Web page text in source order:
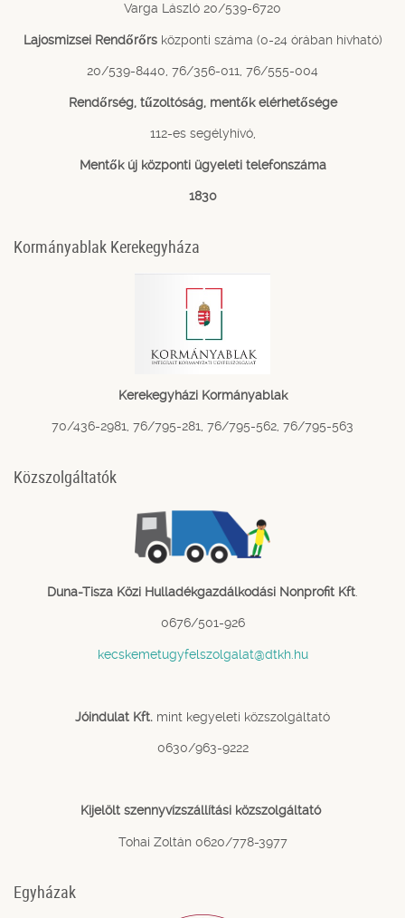
Varga László 20/539-6720
Lajosmizsei Rendőrőrsközponti száma (0-24 órában hívható)
20/539-8440, 76/356-011, 76/555-004
Rendőrség, tűzoltóság, mentők elérhetősége
112-es segélyhívó,
Mentők új központi ügyeleti telefonszáma
1830
Kormányablak Kerekegyháza
Kerekegyházi Kormányablak
70/436-2981, 76/795-281, 76/795-562, 76/795-563
Közszolgáltatók
Duna-Tisza Közi Hulladékgazdálkodási Nonprofit Kft
0676/501-926
kecskemetugyfelszolgalat@dtkh.hu
Jóindulat Kft. mint kegyeleti közszolgáltató
0630/963-9222
Kijelölt szennyvízszállítási közszolgáltató
Tohai Zoltán 0620/778-3977
Egyházak